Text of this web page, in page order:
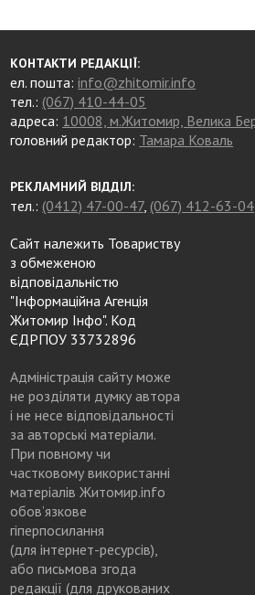
КОНТАКТИ РЕДАКЦІЇ:
ел. пошта:info@zhitomir.info
тел.: (067) 410-44-05
адреса: 10008, м.Житомир, Велика
головний редактор: Тамара Коваль
РЕКЛАМНИЙ ВІДДІЛ:
тел.: (0412) 47-00-47, (067) 412-63-04
Сайт належить Товариству
з обмеженою
відповідальністю
"Інформаційна Агенція
Житомир Інфо". Код
ЄДРПОУ 33732896
Адміністрація сайту може
не розділяти думку автора
і не несе відповідальності
за авторські матеріали.
При повному чи
частковому використанні
матеріалів Житомир.info
обов’язкове
гіперпосилання
(для інтернет-ресурсів),
або письмова згода
редакції (для друкованих